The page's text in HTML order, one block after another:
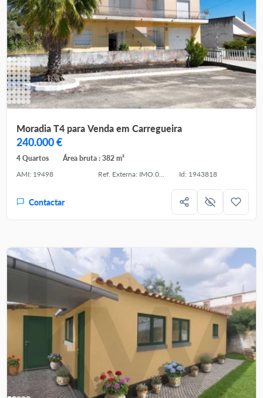
Moradia T4 para Venda em Carregueira
240.000 €
4 Quartos
Área bruta : 382 m²
AMI: 19498
Ref. Externa: IMO.003.134 Id: 1943818
Contactar